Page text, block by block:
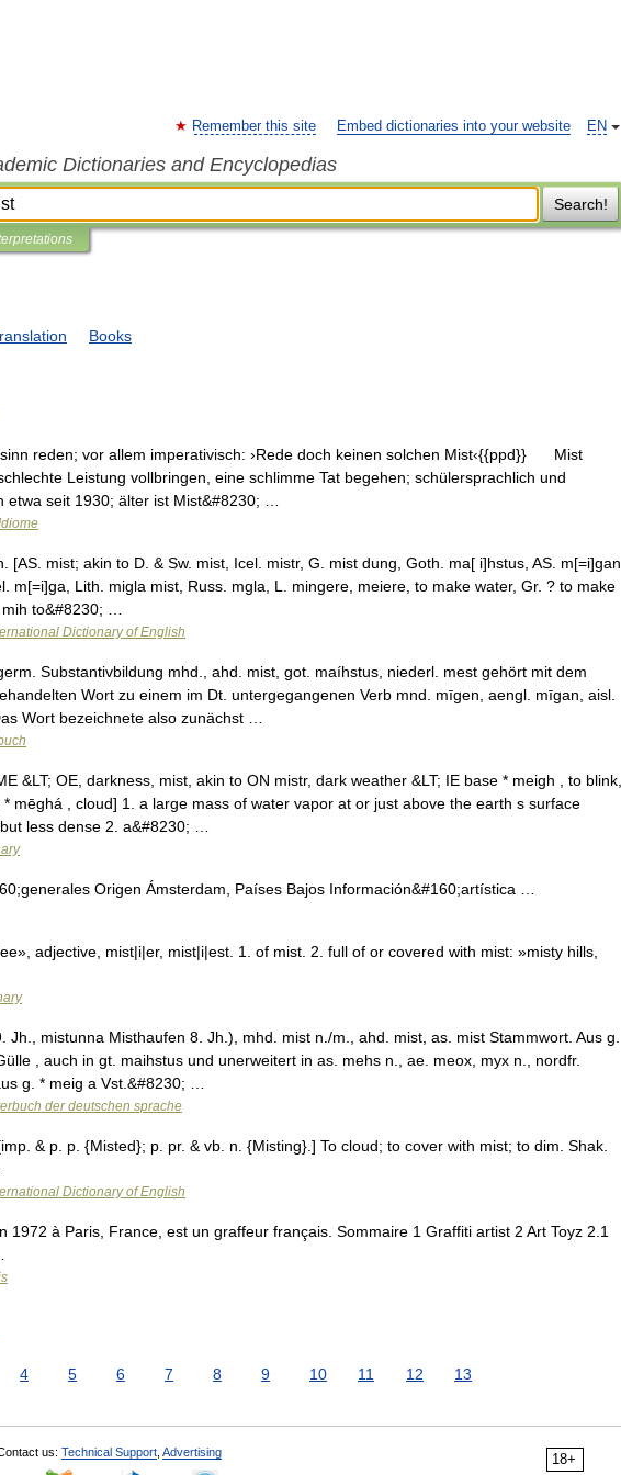
EN
Remember this site Embed dictionaries into your website
Dictionaries and Encyclopedias
Search!
Books
reden; vor allem imperativisch: ›Rede doch keinen solchen Mist‹{{ppd}} Mist
Leistung vollbringen, eine schlimme Tat begehen; schülersprachlich und
etwa seit 1930; älter ist Mist&#8230; …
[AS. mist; akin to D. & Sw. mist, Icel. mistr, G. mist dung, Goth. ma[ i]hstus, AS. m[=i]gan
m[=i]ga, Lith. migla mist, Russ. mgla, L. mingere, meiere, to make water, Gr. ? to make
to&#8230; …
Dictionary of English
Substantivbildung mhd., ahd. mist, got. maíhstus, niederl. mest gehört mit dem
Wort zu einem im Dt. untergegangenen Verb mnd. mīgen, aengl. mīgan, aisl.
Wort bezeichnete also zunächst …
&LT; OE, darkness, mist, akin to ON mistr, dark weather &LT; IE base * meigh , to blink,
* mēghá , cloud] 1. a large mass of water vapor at or just above the earth s surface
less dense 2. a&#8230; …
Origen Ámsterdam, Países Bajos Información&#160;artística …
adjective, mist|i|er, mist|i|est. 1. of mist. 2. full of or covered with mist: »misty hills,
mistunna Misthaufen 8. Jh.), mhd. mist n./m., ahd. mist, as. mist Stammwort. Aus g.
, auch in gt. maihstus und unerweitert in as. mehs n., ae. meox, myx n., nordfr.
g. * meig a Vst.&#8230; …
der deutschen sprache
& p. p. {Misted}; p. pr. & vb. n. {Misting}.] To cloud; to cover with mist; to dim. Shak.
Dictionary of English
1972 à Paris, France, est un graffeur français. Sommaire 1 Graffiti artist 2 Art Toyz 2.1
4 5 6 7 8 9 10 11 12 13
18+
us: Technical Support Advertising